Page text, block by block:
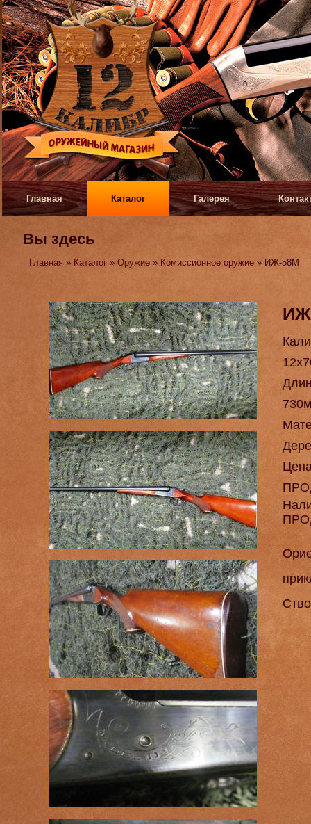
Главная Каталог Галерея
Вы здесь
Главная » Каталог »Оружие » Комиссионное оружие » ИЖ-58М